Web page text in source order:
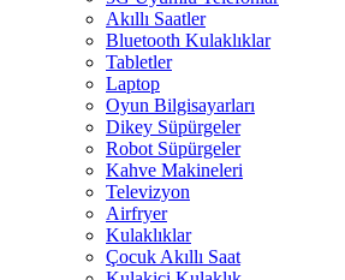
Akıllı Saatler
Bluetooth Kulaklıklar
Tabletler
Laptop
Oyun Bilgisayarları
Dikey Süpürgeler
Robot Süpürgeler
Kahve Makineleri
Televizyon
Airfryer
Kulaklıklar
Çocuk Akıllı Saat